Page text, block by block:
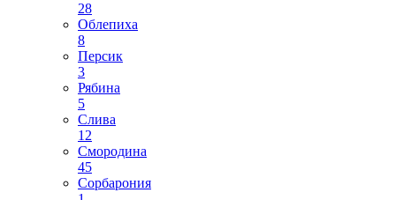
28
Облепиха
8
Персик
3
Рябина
5
Слива
12
Смородина
45
Сорбарония